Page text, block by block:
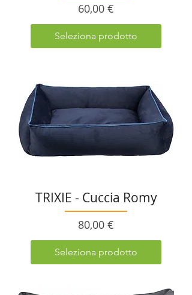
Prezzo
60,00 €
Seleziona prodotto
TRIXIE - Cuccia Romy
Prezzo
80,00 €
Seleziona prodotto